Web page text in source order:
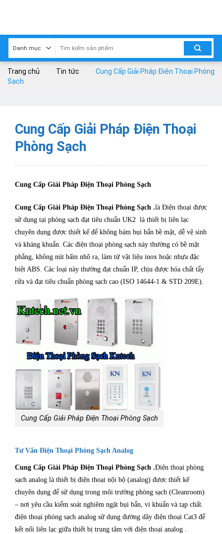
Trang chủ Tin tức
Cung Cấp Giải Pháp Điện Thoại Phòng
Sạch
Cung Cấp Giải Pháp Điện Thoại
Phòng Sạch
Cung Cấp Giải Pháp Điện Thoại Phòng Sạch
Cung Cấp Giải Pháp Điện Thoại Phòng Sạch .là Điện thoại được
sử dụng tại phòng sạch đạt tiêu chuẩn UK2 là thiết bị liên lạc
chuyên dụng được thiết kế để không bám bụi bẩn bề mặt, dễ vệ sinh
và kháng khuẩn. Các điện thoại phòng sạch này thường có bề mặt
phẳng, không nút bấm nhô ra, làm từ vật liệu inox hoặc nhựa đặc
biệt ABS. Các loại này thường đạt chuẩn IP, chịu được hóa chất tẩy
rửa và đạt tiêu chuẩn phòng sạch cao (ISO 14644-1 & STD 209E).
Cung Cấp Giải Pháp Điện Thoại Phòng Sạch
Tư Vấn Điện Thoại Phòng Sạch Analog
Cung Cấp Giải Pháp Điện Thoại Phòng Sạch .Điện thoại phòng
sạch analog là thiết bị điện thoại nội bộ (analog) được thiết kế
chuyên dụng để sử dụng trong môi trường phòng sạch (Cleanroom)
– nơi yêu cầu kiểm soát nghiêm ngặt bụi bẩn, vi khuẩn và tạp chất.
điện thoại phòng sạch analog sử dụng đường dây điện thoại Cat3 để
kết nối liên lạc giữa thiết bị trung tâm với điện thoại analog .